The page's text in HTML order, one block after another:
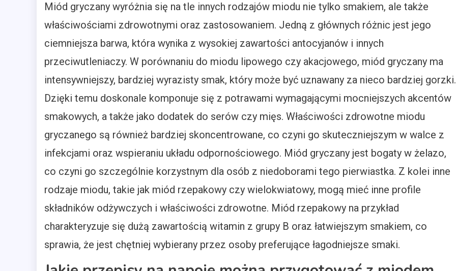
Miód gryczany wyróżnia się na tle innych rodzajów miodu nie tylko smakiem, ale także
właściwościami zdrowotnymi oraz zastosowaniem. Jedną z głównych różnic jest jego
ciemniejsza barwa, która wynika z wysokiej zawartości antocyjanów i innych
przeciwutleniaczy. W porównaniu do miodu lipowego czy akacjowego, miód gryczany ma
intensywniejszy, bardziej wyrazisty smak, który może być uznawany za nieco bardziej gorzki.
Dzięki temu doskonale komponuje się z potrawami wymagającymi mocniejszych akcentów
smakowych, a także jako dodatek do serów czy mięs. Właściwości zdrowotne miodu
gryczanego są również bardziej skoncentrowane, co czyni go skuteczniejszym w walce z
infekcjami oraz wspieraniu układu odpornościowego. Miód gryczany jest bogaty w żelazo,
co czyni go szczególnie korzystnym dla osób z niedoborami tego pierwiastka. Z kolei inne
rodzaje miodu, takie jak miód rzepakowy czy wielokwiatowy, mogą mieć inne profile
składników odżywczych i właściwości zdrowotne. Miód rzepakowy na przykład
charakteryzuje się dużą zawartością witamin z grupy B oraz łatwiejszym smakiem, co
sprawia, że jest chętniej wybierany przez osoby preferujące łagodniejsze smaki.